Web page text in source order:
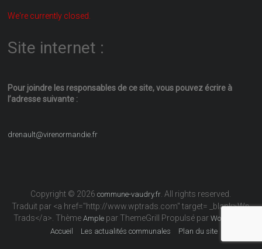
We're currently closed.
Site internet :
Pour joindre les responsables de ce site, vous pouvez écrire à
l’adresse suivante :
drenault@virenormandie.fr
Copyright © 2026commune-vaudry.fr . All rights reserved.
Traduit par <a href="http://www.wptrads.com" target= _blank>Wp
Trads</a>. ThèmeAmple par ThemeGrill Propulsé parWordPress
Accueil
Les actualités communales Plan du site